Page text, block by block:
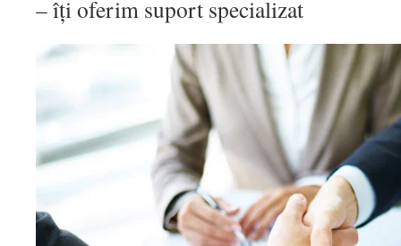
– îți oferim suport specializat